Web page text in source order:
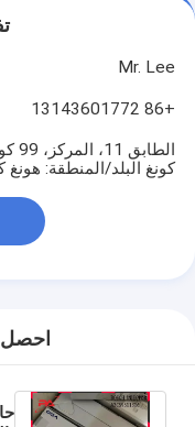
Mr. Lee
+86 13143601772
كونغ البلد/المنطقة: هونغ